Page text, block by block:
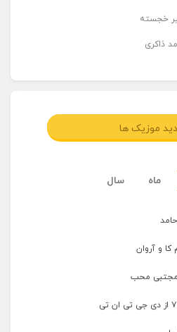
ذاکری
موزیک ها
ماه سال
کا و آروان
مجتبی محب